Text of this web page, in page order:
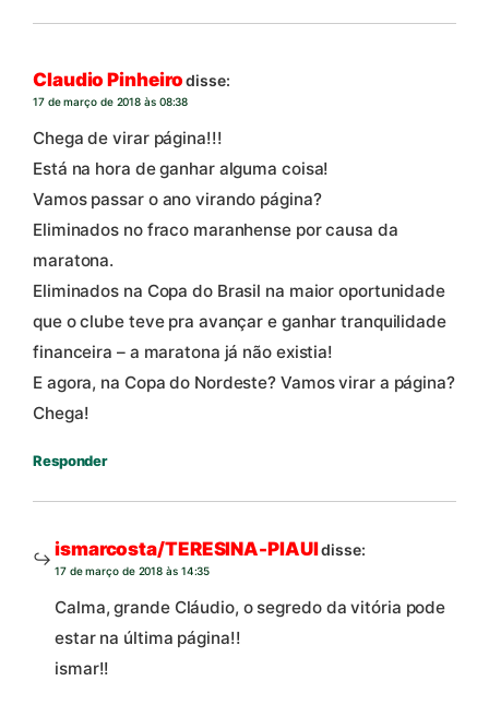
Claudio Pinheirodisse:
17 de março de 2018 às 08:38
Chega de virar página!!!
Está na hora de ganhar alguma coisa!
Vamos passar o ano virando página?
Eliminados no fraco maranhense por causa da
maratona.
Eliminados na Copa do Brasil na maior oportunidade
que o clube teve pra avançar e ganhar tranquilidade
financeira – a maratona já não existia!
E agora, na Copa do Nordeste? Vamos virar a página?
Chega!
Responder
ismarcosta/TERESINA-PIAUIdisse:
17 de março de 2018 às 14:35
Calma, grande Cláudio, o segredo da vitória pode
estar na última página!!
ismar!!